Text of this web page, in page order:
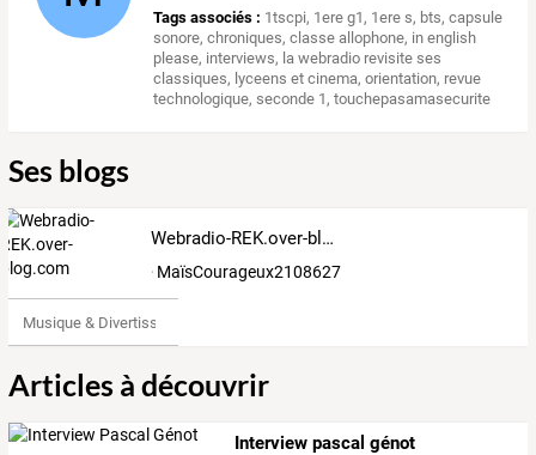
Tags associés : 1tscpi, 1ere g1, 1ere s, bts,capsule
sonore,chroniques,classe allophone, in english
please, interviews, la webradio revisite ses
classiques, lyceens et cinema,orientation, revue
technologique,seconde 1,touchepasamasecurite
Ses blogs
Webradio-REK.over-blog.com
MaïsCourageux2108627
Musique & Divertissements
Articles à découvrir
Interview pascal génot